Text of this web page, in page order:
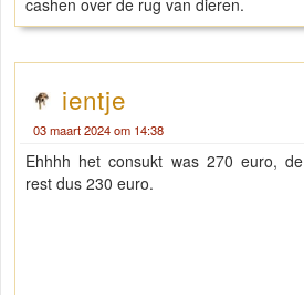
ientje
03 maart 2024 om 14:38
Ehhhh het consukt was 270 euro, de
rest dus 230 euro.